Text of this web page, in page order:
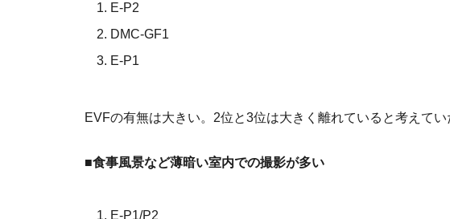
E-P2
DMC-GF1
E-P1
EVFの有無は大きい。2位と3位は大きく離れていると考えてい
■食事風景など薄暗い室内での撮影が多い
E-P1/P2